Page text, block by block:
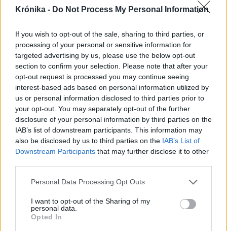
Krónika - Do Not Process My Personal Information
If you wish to opt-out of the sale, sharing to third parties, or
processing of your personal or sensitive information for
targeted advertising by us, please use the below opt-out
section to confirm your selection. Please note that after your
opt-out request is processed you may continue seeing
interest-based ads based on personal information utilized by
us or personal information disclosed to third parties prior to
your opt-out. You may separately opt-out of the further
disclosure of your personal information by third parties on the
IAB’s list of downstream participants. This information may
also be disclosed by us to third parties on the IAB’s List of
Downstream Participants that may further disclose it to other
Personal Data Processing Opt Outs
I want to opt-out of the Sharing of my
personal data.
Opted In
szombatig tartják Erdély
legnagyobb katolikus ifjúsági
találkozóját